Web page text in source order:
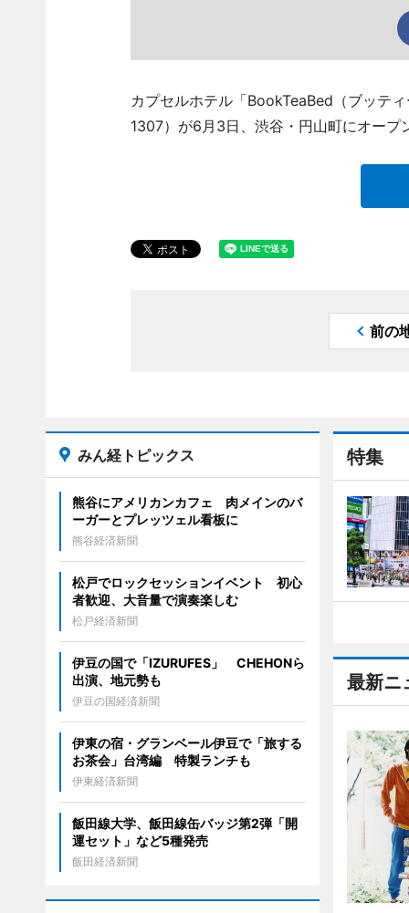
カプセルホテル「BookTeaBed（ブッテ
1307）が6月3日、渋谷・円山町にオープ
前の
特集
最新ニ
みん経トピックス
熊谷にアメリカンカフェ 肉メインのバ
ーガーとプレッツェル看板に
熊谷経済新聞
松戸でロックセッションイベント 初心
者歓迎、大音量で演奏楽しむ
松戸経済新聞
伊豆の国で「IZURUFES」 CHEHONら
出演、地元勢も
伊豆の国経済新聞
伊東の宿・グランベール伊豆で「旅する
お茶会」台湾編 特製ランチも
伊東経済新聞
飯田線大学、飯田線缶バッジ第2弾「開
運セット」など5種発売
飯田経済新聞